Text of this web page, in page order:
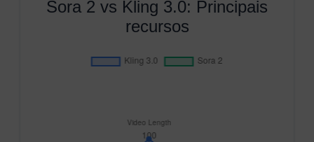
Sora 2 vs Kling 3.0: Principais
recursos